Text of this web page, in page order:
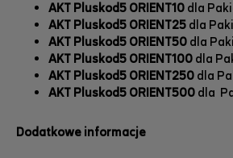
AKT Pluskod5 ORIENT10 dla
AKT Pluskod5 ORIENT25 dla
AKT Pluskod5 ORIENT50 dla
AKT Pluskod5 ORIENT100 dla
AKT Pluskod5 ORIENT250 dla
AKT Pluskod5 ORIENT500 dla
Dodatkowe informacje